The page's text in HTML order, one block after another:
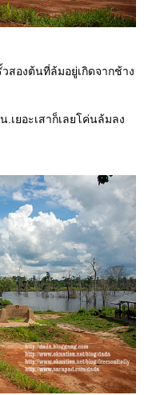
สองต้นที่ล้มอยู่เกิดจากช้าง
เยอะเสาก็เลยโค่นล้มลง